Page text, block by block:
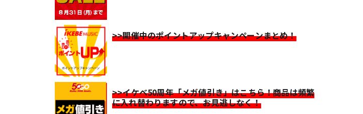
>>開催中のポイントアップキャンペーンまとめ！
>>イケベ50周年「メガ値引き」はこちら！商品は頻繁
に入れ替わりますので、お見逃しなく！